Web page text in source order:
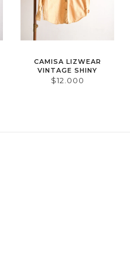
CAMISA LIZWEAR
VINTAGE SHINY
$12.000